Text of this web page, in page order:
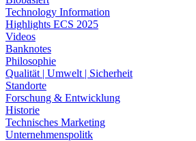
Technology Information
Highlights ECS 2025
Videos
Banknotes
Philosophie
Qualität | Umwelt | Sicherheit
Standorte
Forschung & Entwicklung
Historie
Technisches Marketing
Unternehmenspolitk